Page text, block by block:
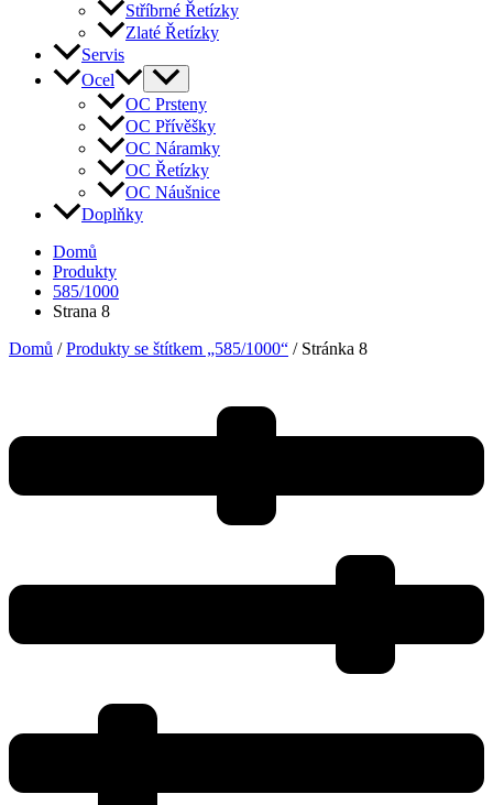
Stříbrné Řetízky
Zlaté Řetízky
Servis
Ocel
OC Prsteny
OC Přívěšky
OC Náramky
OC Řetízky
OC Náušnice
Doplňky
Domů
Produkty
585/1000
Strana 8
Domů /Produkty se štítkem „585/1000“ / Stránka 8